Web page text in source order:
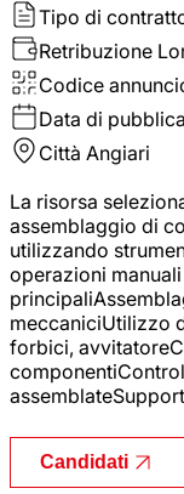
Tipo di
Retribuzione
Codice
Data di
Città Angiari
La risorsa
assemblaggio di
utilizzando
operazioni
meccaniciUtilizzo
forbici,
Candidati